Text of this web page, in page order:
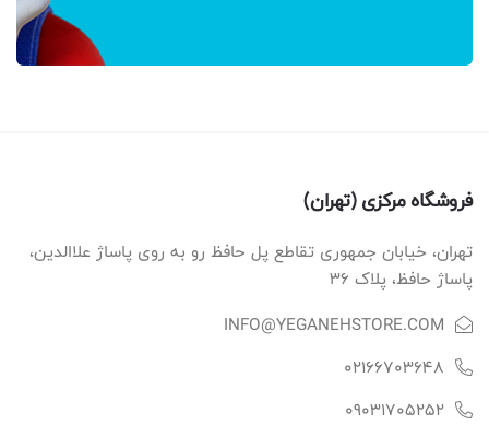
فروشگاه مرکزی (تهران)
تهران، خیابان جمهوری تقاطع پل حافظ رو به روی پاساژ علاالدین،
پاساژ حافظ، پلاک ۳۶
INFO@YEGANEHSTORE.COM
02166703648
09031705252